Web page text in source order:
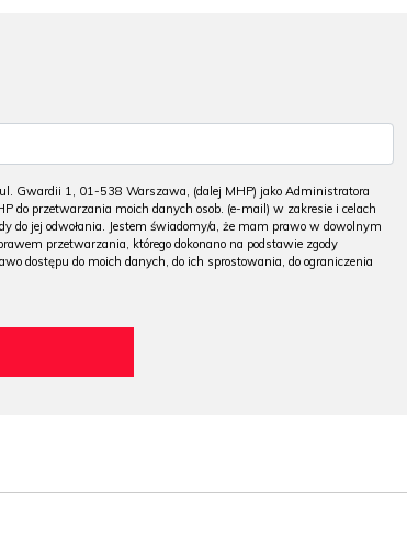
Gwardii 1, 01-538 Warszawa, (dalej MHP) jako Administratora
do przetwarzania moich danych osob. (e-mail) w zakresie i celach
do jej odwołania. Jestem świadomy/a, że mam prawo w dowolnym
przetwarzania, którego dokonano na podstawie zgody
dostępu do moich danych, do ich sprostowania, do ograniczenia